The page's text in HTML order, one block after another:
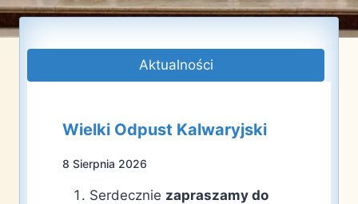
Aktualności
Wielki Odpust Kalwaryjski
8 Sierpnia 2026
Serdecznie zapraszamy do